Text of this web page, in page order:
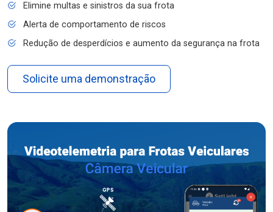
Elimine multas e sinistros da sua frota
Alerta de comportamento de riscos
Redução de desperdícios e aumento da segurança na frota
Solicite uma demonstração